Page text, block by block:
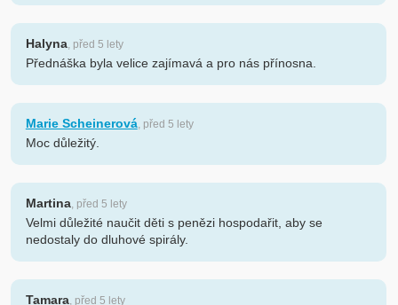
Halyna, před 5 lety
Přednáška byla velice zajímavá a pro nás přínosna.
Marie Scheinerová, před 5 lety
Moc důležitý.
Martina, před 5 lety
Velmi důležité naučit děti s penězi hospodařit, aby se
nedostaly do dluhové spirály.
Tamara, před 5 lety